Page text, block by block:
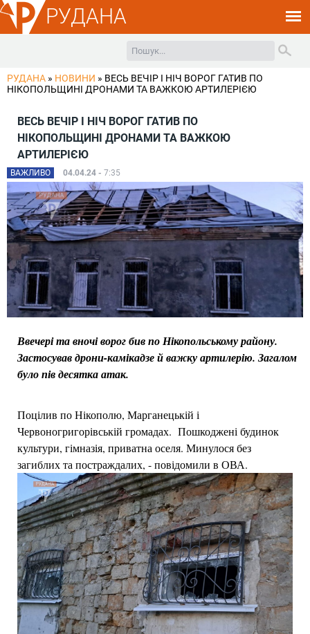
РУДАНА
РУДАНА » НОВИНИ » ВЕСЬ ВЕЧІР І НІЧ ВОРОГ ГАТИВ ПО
НІКОПОЛЬЩИНІ ДРОНАМИ ТА ВАЖКОЮ АРТИЛЕРІЄЮ
ВЕСЬ ВЕЧІР І НІЧ ВОРОГ ГАТИВ ПО
НІКОПОЛЬЩИНІ ДРОНАМИ ТА ВАЖКОЮ
АРТИЛЕРІЄЮ
ВАЖЛИВО 04.04.24 - 7:35
Ввечері та вночі ворог бив по Нікопольському району.
Застосував дрони-камікадзе й важку артилерію. Загалом
було пів десятка атак.
Поцілив по Нікополю, Марганецькій і
Червоногригорівській громадах. Пошкоджені будинок
культури, гімназія, приватна оселя. Минулося без
загиблих та постраждалих, - повідомили в ОВА.